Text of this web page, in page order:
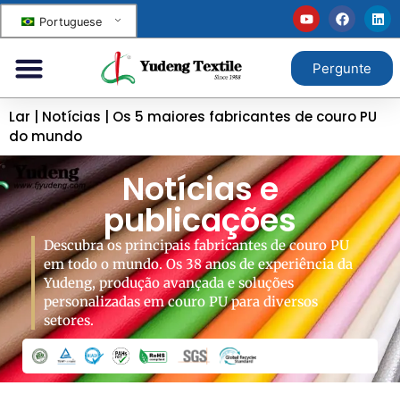
Portuguese
Pergunte
Lar Notícias
Os 5 maiores fabricantes de couro PU
do mundo
Notícias e
publicações
Descubra os principais fabricantes de couro PU
em todo o mundo. Os 38 anos de experiência da
Yudeng, produção avançada e soluções
personalizadas em couro PU para diversos
setores.